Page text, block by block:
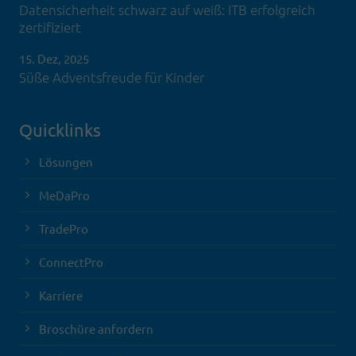
Datensicherheit schwarz auf weiß: ITB erfolgreich
zertifiziert
15. Dez, 2025
Süße Adventsfreude für Kinder
Quicklinks
Lösungen
MeDaPro
TradePro
ConnectPro
Karriere
Broschüre anfordern